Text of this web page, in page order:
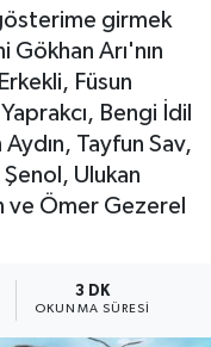
girmek
Gökhan Arı'nın
Füsun
Bengi İdil
Tayfun Sav,
Ulukan
ve Ömer Gezerel
3 DK
OKUNMA SÜRESI